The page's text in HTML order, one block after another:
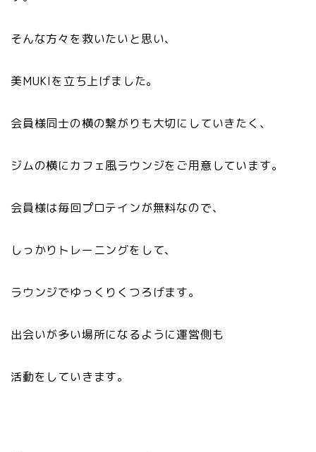
そんな方々を救いたいと思い、
美MUKIを立ち上げました。
会員様同士の横の繋がりも大切にしていきたく、
ジムの横にカフェ風ラウンジをご用意しています。
会員様は毎回プロテインが無料なので、
しっかりトレーニングをして、
ラウンジでゆっくりくつろげます。
出会いが多い場所になるように運営側も
活動をしていきます。